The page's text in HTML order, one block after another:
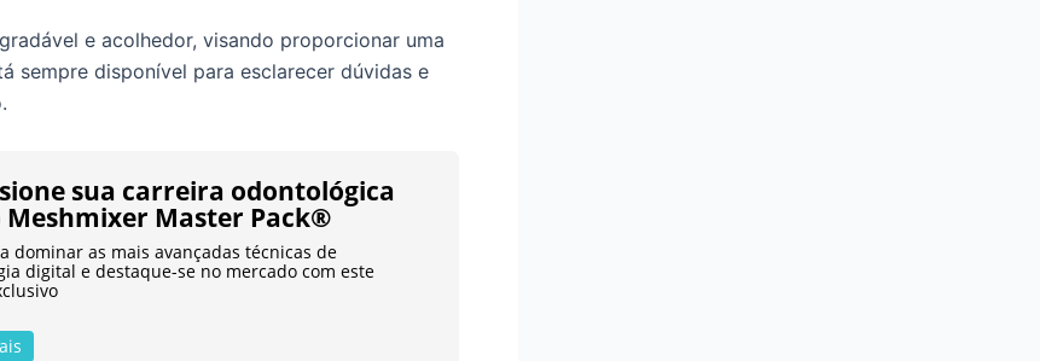
e acolhedor, visando proporcionar uma
sempre disponível para esclarecer dúvidas e
sua carreira odontológica
Meshmixer Master Pack®
dominar as mais avançadas técnicas de
digital e destaque-se no mercado com este